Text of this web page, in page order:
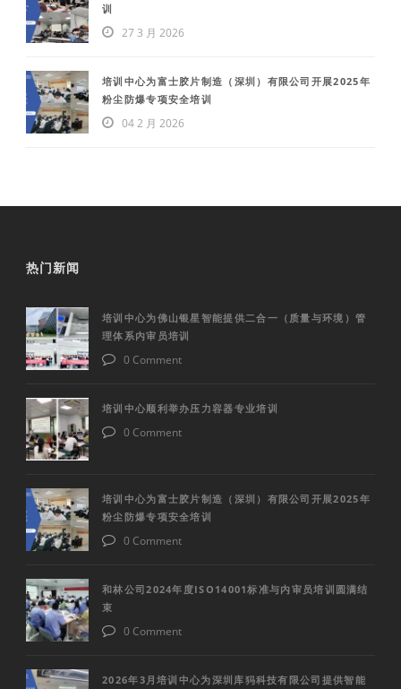
训
27 3 月 2026
培训中心为富士胶片制造（深圳）有限公司开展2025年
粉尘防爆专项安全培训
04 2 月 2026
热门新闻
培训中心为佛山银星智能提供二合一（质量与环境）管
理体系内审员培训
0 Comment
培训中心顺利举办压力容器专业培训
0 Comment
培训中心为富士胶片制造（深圳）有限公司开展2025年
粉尘防爆专项安全培训
0 Comment
和林公司2024年度ISO14001标准与内审员培训圆满结
束
0 Comment
2026年3月培训中心为深圳库犸科技有限公司提供智能